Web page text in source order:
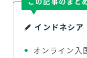
この記事のまと
インドネシア
オンライン入